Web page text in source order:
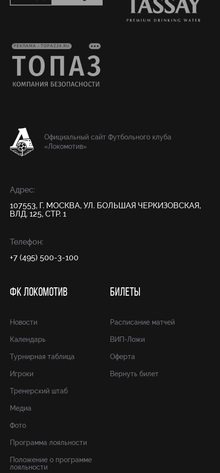
РЕКЛАМА • TOPAZ24.RU
Официальный сайт Футбольного клуба
«Локомотив»
Адрес:
107553, Г. МОСКВА, УЛ. БОЛЬШАЯ ЧЕРКИЗОВСКАЯ,
ВЛД. 125, СТР. 1
Телефон:
+7 (495) 500-3-100
ФК ЛОКОМОТИВ
Новости
Календарь
Турнирная таблица
Игроки
Тренерский штаб
Медиа
Фото
Программа лояльности
Положение о программе
лояльности
БИЛЕТЫ
Расписание матчей
ВИП-Ложи
Оферта
Вернуть билет